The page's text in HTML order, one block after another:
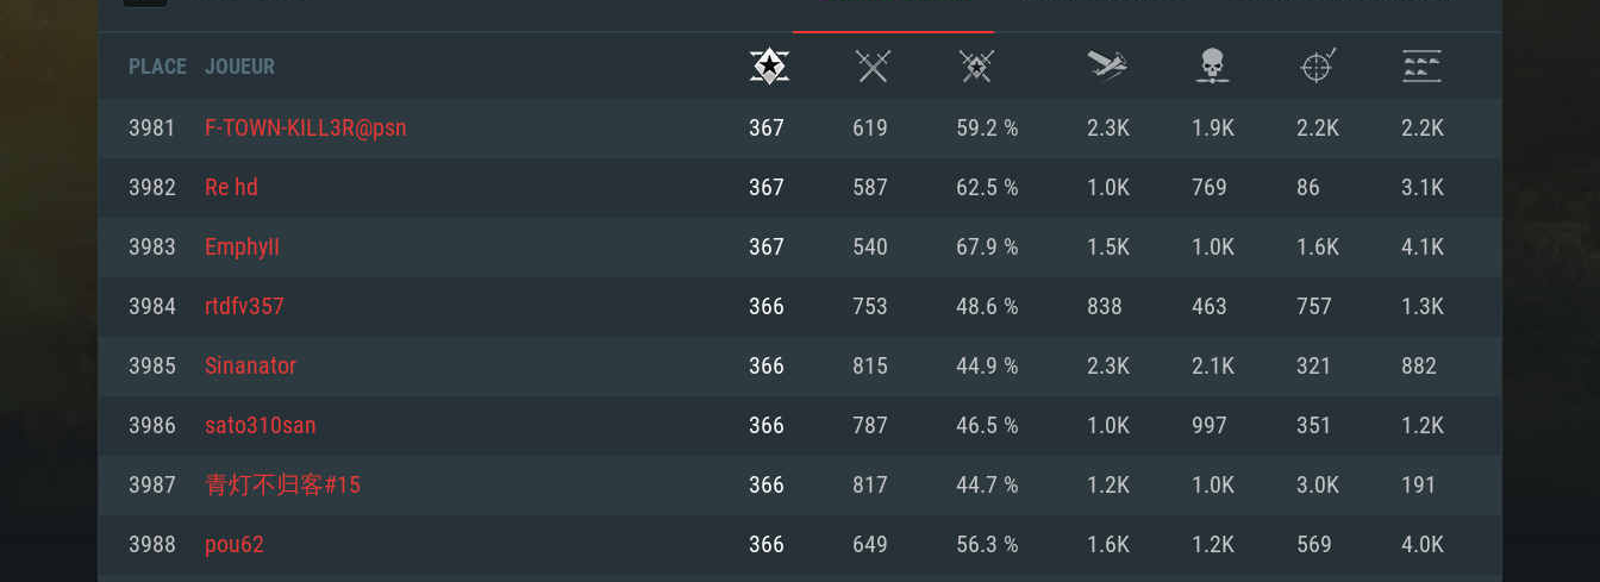
CONFIGURATION SYSTÈME REQUISE
PLACE JOUEUR
3981 F-TOWN-KILL3R@psn 367 619 59.2 % 2.3K 1.9K 2.2K 2.2K
3982 Re hd 367 587 62.5 % 1.0K 769 86 3.1K
3983 EmphyII 367 540 67.9 % 1.5K 1.0K 1.6K 4.1K
3984 rtdfv357 366 753 48.6 % 838 463 757 1.3K
3985 Sinanator 366 815 44.9 % 2.3K 2.1K 321 882
3986 sato310san 366 787 46.5 % 1.0K 997 351 1.2K
3987 青灯不归客#15 366 817 44.7 % 1.2K 1.0K 3.0K 191
3988 pou62 366 649 56.3 % 1.6K 1.2K 569 4.0K